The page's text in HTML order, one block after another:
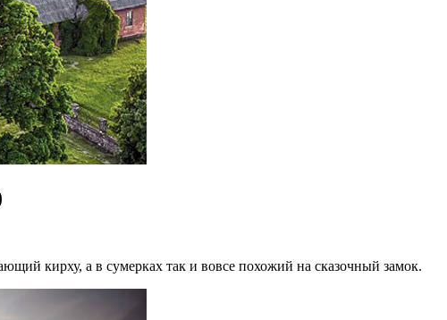
кирху, а в сумерках так и вовсе похожий на сказочный замок.